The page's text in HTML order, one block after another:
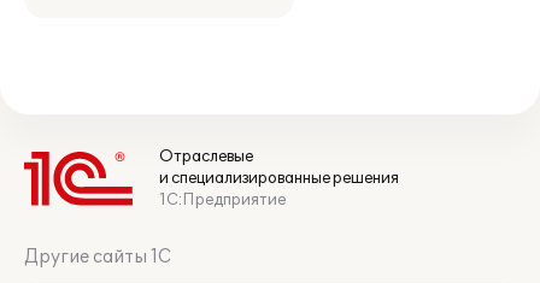
Отраслевые
и специализированные решения
1С:Предприятие
Другие сайты 1С